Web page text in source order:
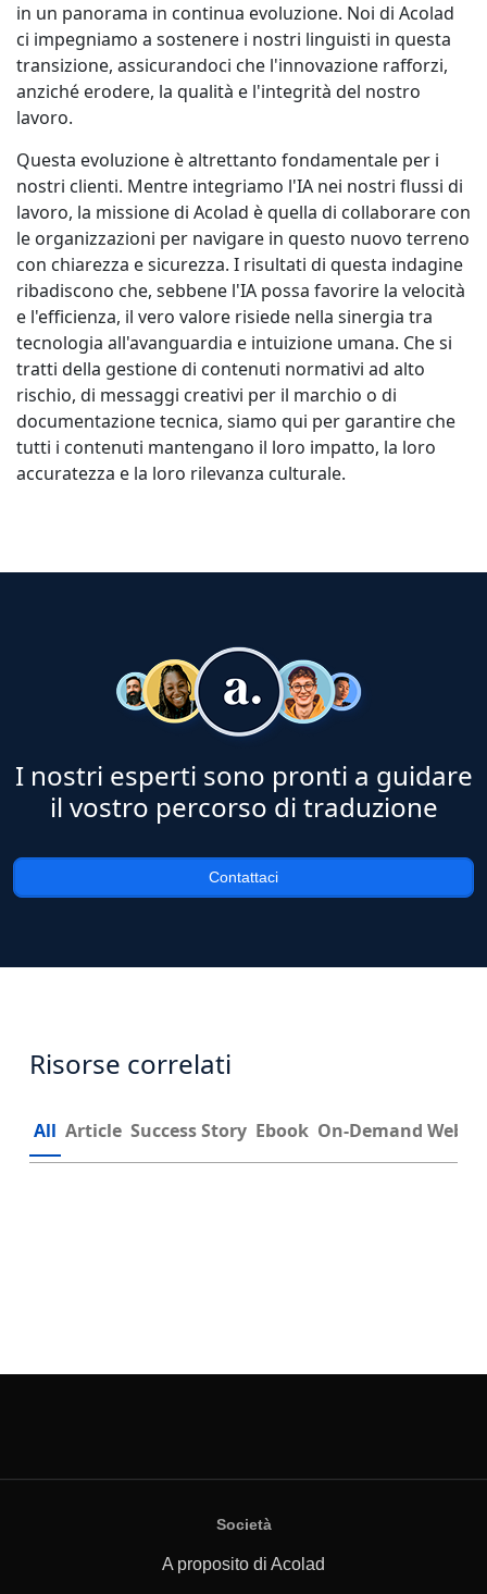
in un panorama in continua evoluzione. Noi di Acolad
ci impegniamo a sostenere i nostri linguisti in questa
transizione, assicurandoci che l'innovazione rafforzi,
anziché erodere, la qualità e l'integrità del nostro
lavoro.
Questa evoluzione è altrettanto fondamentale per i
nostri clienti. Mentre integriamo l'IA nei nostri flussi di
lavoro, la missione di Acolad è quella di collaborare con
le organizzazioni per navigare in questo nuovo terreno
con chiarezza e sicurezza. I risultati di questa indagine
ribadiscono che, sebbene l'IA possa favorire la velocità
e l'efficienza, il vero valore risiede nella sinergia tra
tecnologia all'avanguardia e intuizione umana. Che si
tratti della gestione di contenuti normativi ad alto
rischio, di messaggi creativi per il marchio o di
documentazione tecnica, siamo qui per garantire che
tutti i contenuti mantengano il loro impatto, la loro
accuratezza e la loro rilevanza culturale.
I nostri esperti sono pronti a guidare
il vostro percorso di traduzione
Contattaci
Risorse correlati
All Article Success Story Ebook On-Demand
Società
A proposito di Acolad